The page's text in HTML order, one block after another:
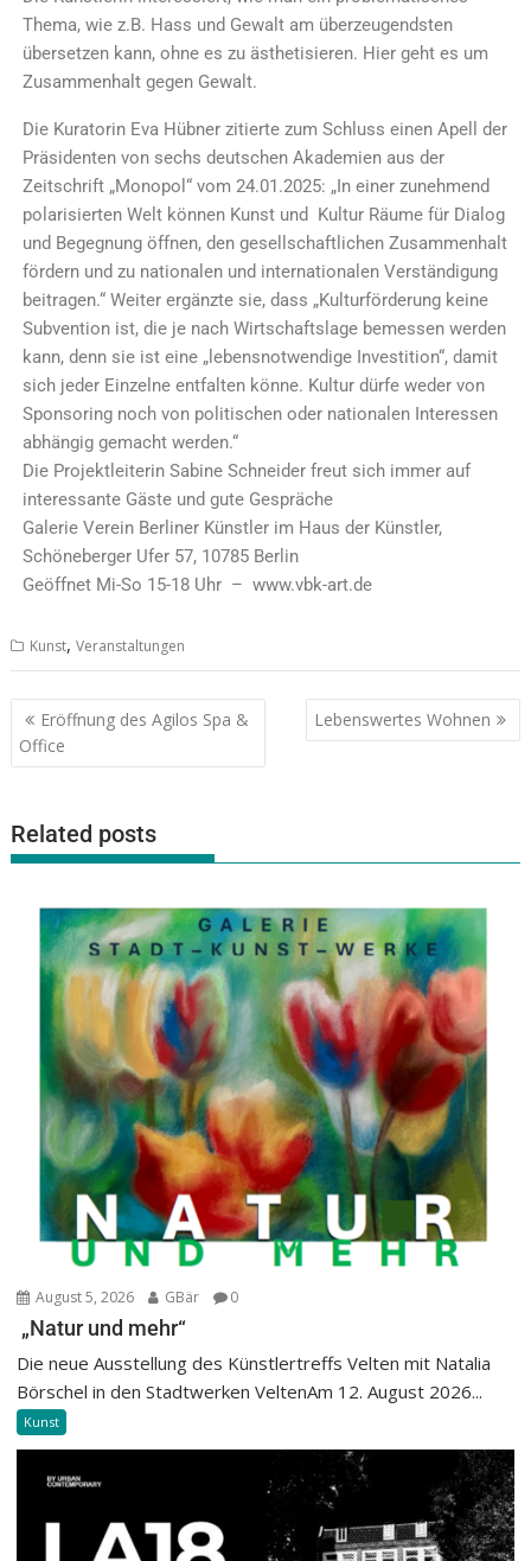
Thema, wie z.B. Hass und Gewalt am überzeugendsten
übersetzen kann, ohne es zu ästhetisieren. Hier geht es um
Zusammenhalt gegen Gewalt.
Die Kuratorin Eva Hübner zitierte zum Schluss einen Apell der
Präsidenten von sechs deutschen Akademien aus der
Zeitschrift „Monopol“ vom 24.01.2025: „In einer zunehmend
polarisierten Welt können Kunst und Kultur Räume für Dialog
und Begegnung öffnen, den gesellschaftlichen Zusammenhalt
fördern und zu nationalen und internationalen Verständigung
beitragen.“ Weiter ergänzte sie, dass „Kulturförderung keine
Subvention ist, die je nach Wirtschaftslage bemessen werden
kann, denn sie ist eine „lebensnotwendige Investition“, damit
sich jeder Einzelne entfalten könne. Kultur dürfe weder von
Sponsoring noch von politischen oder nationalen Interessen
abhängig gemacht werden.“
Die Projektleiterin Sabine Schneider freut sich immer auf
interessante Gäste und gute Gespräche
Galerie Verein Berliner Künstler im Haus der Künstler,
Schöneberger Ufer 57, 10785 Berlin
Geöffnet Mi-So 15-18 Uhr – www.vbk-art.de
Kunst,Veranstaltungen
Eröffnung des Agilos Spa &
Office
Lebenswertes Wohnen
Related posts
August 5, 2026 GBär 0
„Natur und mehr“
Die neue Ausstellung des Künstlertreffs Velten mit Natalia
Börschel in den Stadtwerken VeltenAm 12. August 2026...
Kunst